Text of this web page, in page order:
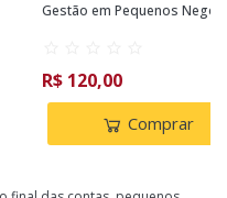
Gestão em Pequenos
R$ 120,00
Comprar